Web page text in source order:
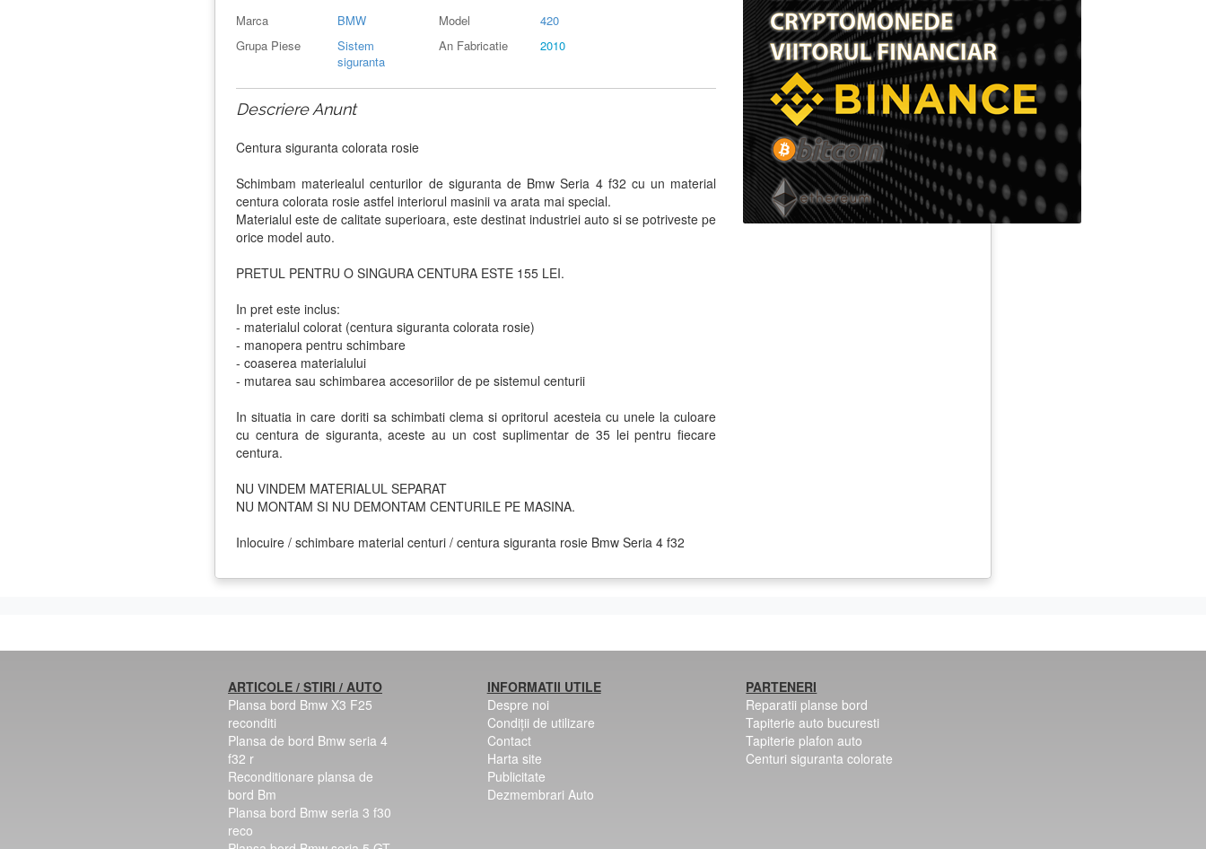
Marca BMW Model
420
Grupa Piese
Sistem
siguranta
An Fabricatie 2010
Descriere Anunt
Centura siguranta colorata rosie
Schimbam materiealul centurilor de siguranta de Bmw Seria 4 f32 cu un material
centura colorata rosie astfel interiorul masinii va arata mai special.
Materialul este de calitate superioara, este destinat industriei auto si se potriveste pe
orice model auto.
PRETUL PENTRU O SINGURA CENTURA ESTE 155 LEI.
In pret este inclus:
- materialul colorat (centura siguranta colorata rosie)
- manopera pentru schimbare
- coaserea materialului
- mutarea sau schimbarea accesoriilor de pe sistemul centurii
In situatia in care doriti sa schimbati clema si opritorul acesteia cu unele la culoare
cu centura de siguranta, aceste au un cost suplimentar de 35 lei pentru fiecare
centura.
NU VINDEM MATERIALUL SEPARAT
NU MONTAM SI NU DEMONTAM CENTURILE PE MASINA.
Inlocuire / schimbare material centuri / centura siguranta rosie Bmw Seria 4 f32
ARTICOLE / STIRI / AUTO
Plansa bord Bmw X3 F25
reconditi
Plansa de bord Bmw seria 4
f32 r
Reconditionare plansa de
bord Bm
Plansa bord Bmw seria 3 f30
reco
INFORMATII UTILE
Despre noi
Condiții de utilizare
Contact
Harta site
Publicitate
Dezmembrari Auto
PARTENERI
Reparatii planse bord
Tapiterie auto bucuresti
Tapiterie plafon auto
Centuri siguranta colorate